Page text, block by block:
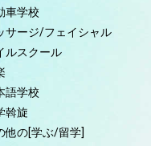
車学校
サージ/フェイシャル
ルスクール
語学校
斡旋
他の[学ぶ/留学]